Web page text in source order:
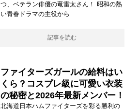
つ、ベテラン俳優の竜雷太さん！ 昭和の熱
い青春ドラマの主役から
記事を読む
ファイターズガールの給料はい
くら？コスプレ級に可愛い衣装
の秘密と2026年最新メンバー！
北海道日本ハムファイターズを彩る勝利の